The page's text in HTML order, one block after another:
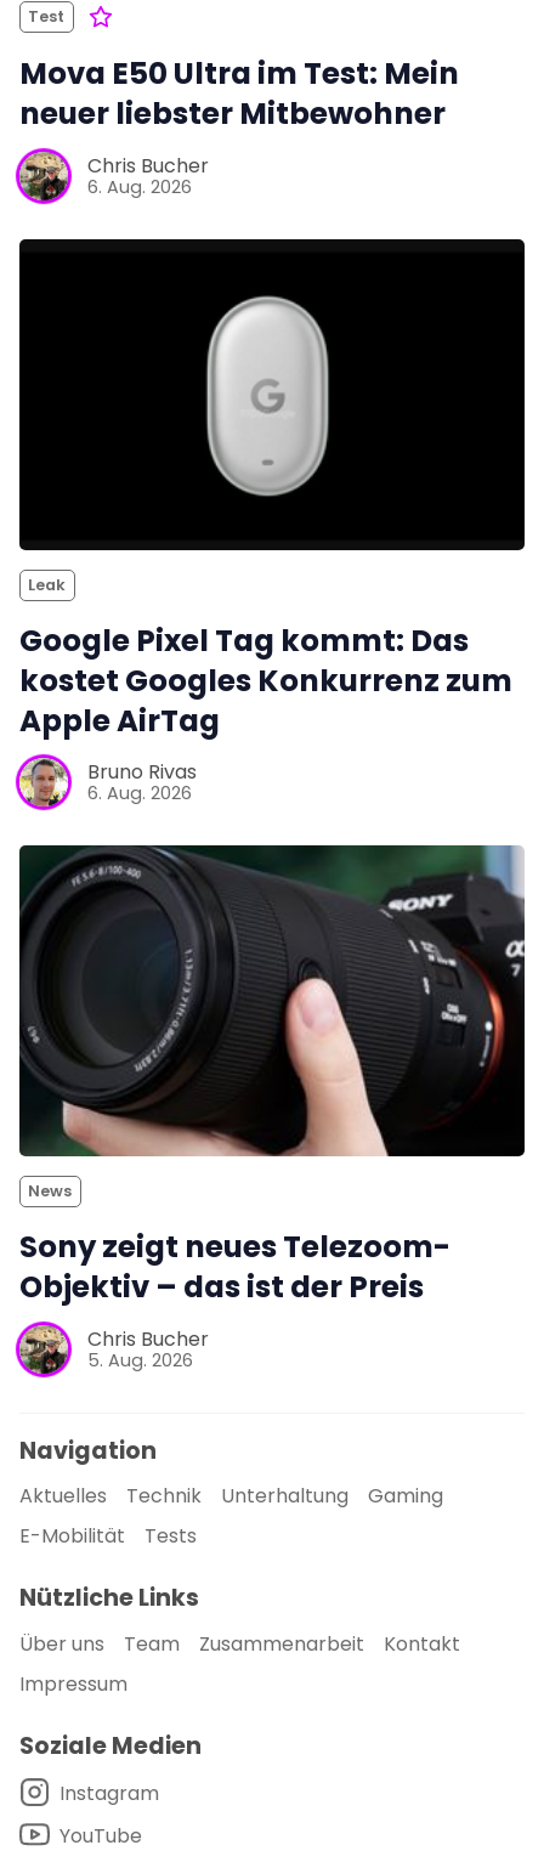
Test
Mova E50 Ultra im Test: Mein
neuer liebster Mitbewohner
Chris Bucher
6. Aug. 2026
Leak
Google Pixel Tag kommt: Das
kostet Googles Konkurrenz zum
Apple AirTag
Bruno Rivas
6. Aug. 2026
News
Sony zeigt neues Telezoom-
Objektiv – das ist der Preis
Chris Bucher
5. Aug. 2026
Navigation
Aktuelles Technik Unterhaltung
Gaming
E-Mobilität
Tests
Nützliche Links
Über uns Team Zusammenarbeit
Kontakt
Impressum
Soziale Medien
Instagram
YouTube